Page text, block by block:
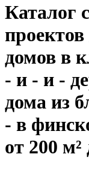
Каталог
домов в
- и - и -
дома из
- в
от 200 м²